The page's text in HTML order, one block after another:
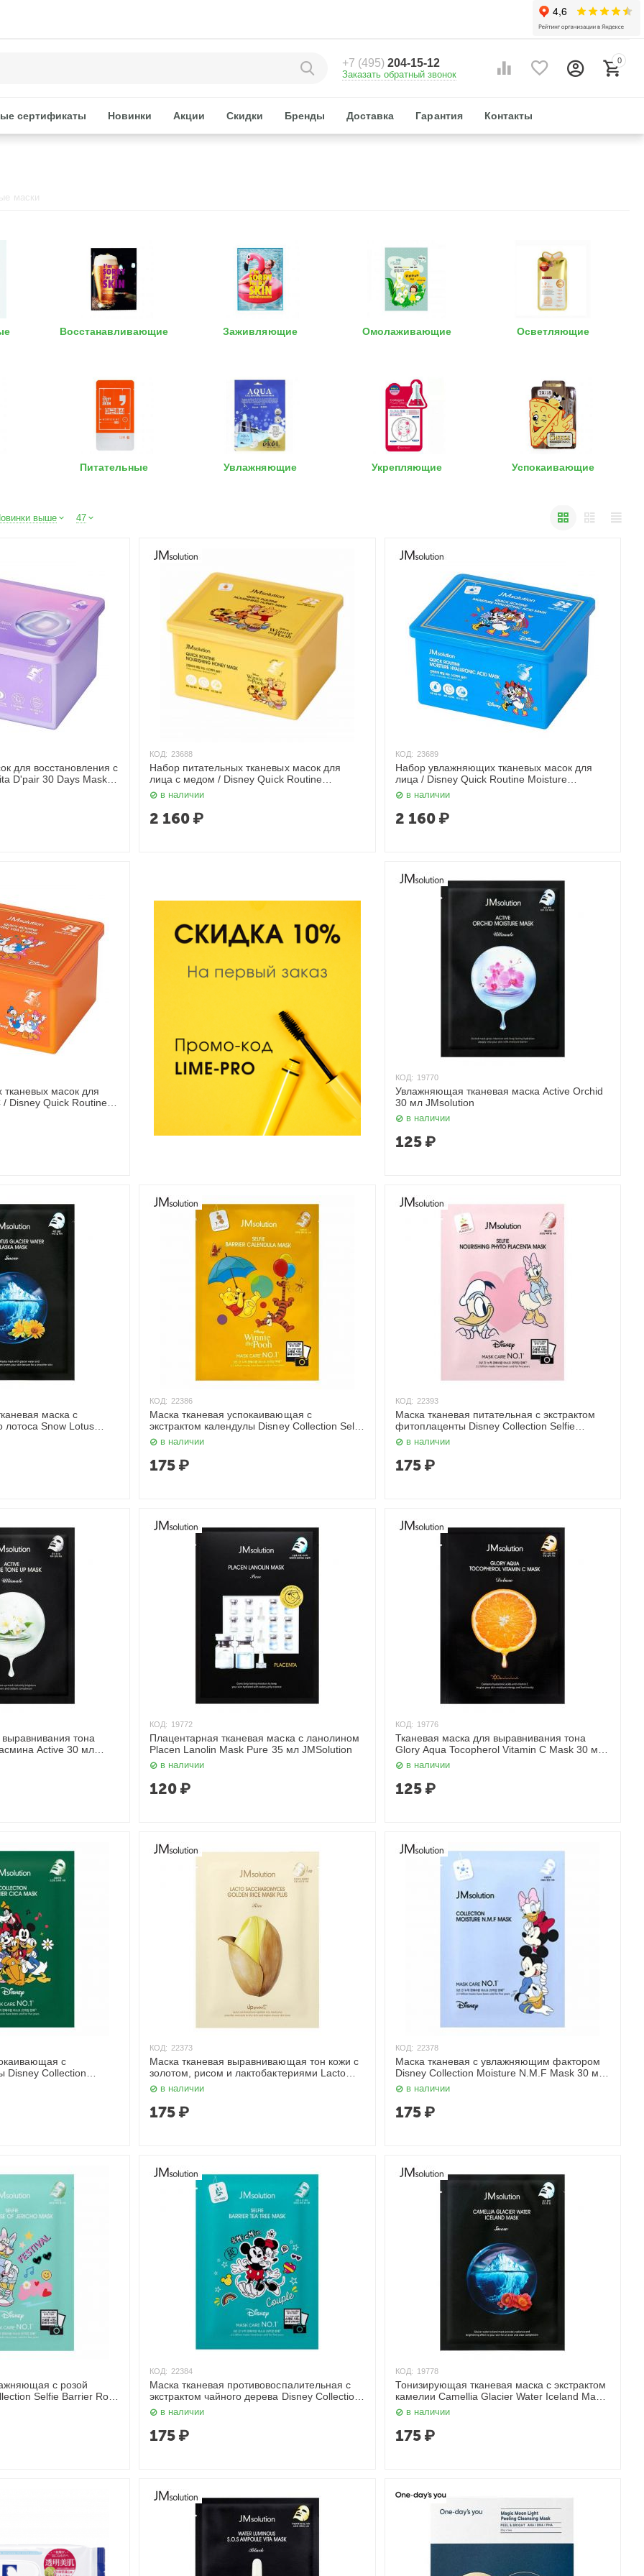
+7 (495)204-15-12
Заказать обратный звонок
0
сертификаты Новинки Акции Скидки Бренды Доставка Гарантия Контакты
маски
Восстанавливающие Заживляющие Омолаживающие Осветляющие
Питательные Увлажняющие Укрепляющие Успокаивающие
выше 47
для восстановления с
D'pair 30 Days Mask,
КОД: 23688
Набор питательных тканевых масок для
лица с медом / Disney Quick Routine
Nourishing Honey Mask, 350 мл JMsolution
в наличии
2 160 ₽
КОД: 23689
Набор увлажняющих тканевых масок для
лица / Disney Quick Routine Moisture
Hyaluronic Acid Mask, 350 мл JMsolution
в наличии
2 160 ₽
масок для
Disney Quick Routine
мл JMsolution
КОД: 19770
Увлажняющая тканевая маска Active Orchid
30 мл JMsolution
в наличии
125 ₽
маска с
лотоса Snow Lotus
КОД: 22386
Маска тканевая успокаивающая с
экстрактом календулы Disney Collection Selfie
Barrier 30 мл JMsolution
в наличии
175 ₽
КОД: 22393
Маска тканевая питательная с экстрактом
фитоплаценты Disney Collection Selfie
Nourishing Phyto Placenta Mask 30 мл
JMsolution
в наличии
175 ₽
тона
Active 30 мл
КОД: 19772
Плацентарная тканевая маска с ланолином
Placen Lanolin Mask Pure 35 мл JMSolution
в наличии
120 ₽
КОД: 19776
Тканевая маска для выравнивания тона
Glory Aqua Tocopherol Vitamin C Mask 30 мл
JMsolution
в наличии
125 ₽
с
Disney Сollection
JMsolution
КОД: 22373
Маска тканевая выравнивающая тон кожи с
золотом, рисом и лактобактериями Lacto
Saccharomyces Golden Rice Mask 30 мл
JMsolution
в наличии
175 ₽
КОД: 22378
Маска тканевая с увлажняющим фактором
Disney Сollection Moisture N.M.F Mask 30 мл
JMsolution
в наличии
175 ₽
с розой
Selfie Barrier Rose
JMsolution
КОД: 22384
Маска тканевая противовоспалительная с
экстрактом чайного дерева Disney Collection
Selfie Barrier Tea Tree Mask 30 мл JMsolution
в наличии
175 ₽
КОД: 19778
Тонизирующая тканевая маска с экстрактом
камелии Camellia Glacier Water Iceland Mask
Snow 30 мл JMsolution
в наличии
175 ₽